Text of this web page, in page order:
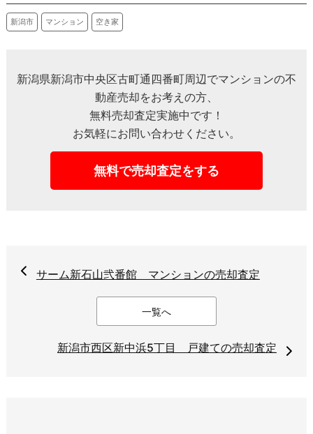
新潟市 マンション 空き家
新潟県新潟市中央区古町通四番町周辺でマンションの不
動産売却をお考えの方、
無料売却査定実施中です！
お気軽にお問い合わせください。
無料で売却査定をする
サーム新石山弐番館 マンションの売却査定
一覧へ
新潟市西区新中浜5丁目 戸建ての売却査定